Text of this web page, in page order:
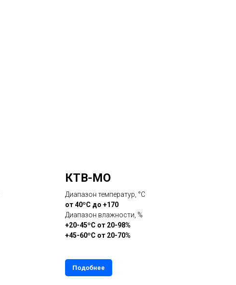
КТВ-МО
Диапазон температур, °С
от 40ºС до +170
Диапазон влажности, %
+20-45ºС от 20-98%
+45-60ºС от 20-70%
Подобнее